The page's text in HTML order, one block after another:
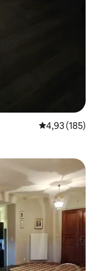
Xếp hạng
4,93 (185)